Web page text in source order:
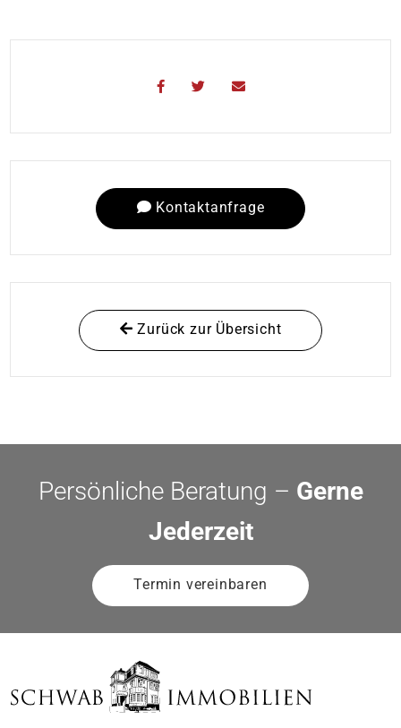
Kontaktanfrage
Zurück zur Übersicht
Persönliche Beratung – Gerne
Jederzeit
Termin vereinbaren